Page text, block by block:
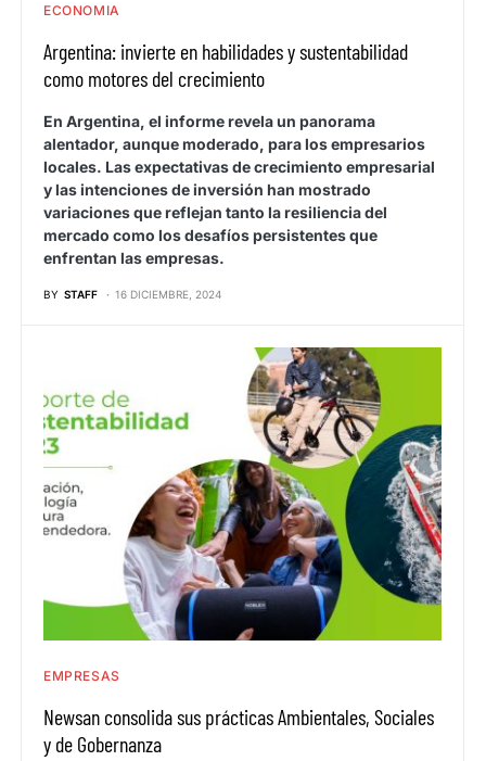
ECONOMIA
Argentina: invierte en habilidades y sustentabilidad
como motores del crecimiento
En Argentina, el informe revela un panorama
alentador, aunque moderado, para los empresarios
locales. Las expectativas de crecimiento empresarial
y las intenciones de inversión han mostrado
variaciones que reflejan tanto la resiliencia del
mercado como los desafíos persistentes que
enfrentan las empresas.
BY STAFF 16 DICIEMBRE, 2024
EMPRESAS
Newsan consolida sus prácticas Ambientales, Sociales
y de Gobernanza